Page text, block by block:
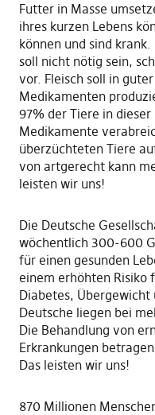
Futter in Masse
ihres kurzen Lebens
können und sind
soll nicht nötig sein,
vor. Fleisch soll in
Medikamenten
97% der Tiere in
Medikamente
überzüchteten Tiere
von artgerecht kann
leisten wir uns!
Die Deutsche
wöchentlich 300-600
für einen gesunden
einem erhöhten Risiko
Diabetes,
Deutsche liegen bei
Die Behandlung von
Erkrankungen
Das leisten wir uns!
870 Millionen